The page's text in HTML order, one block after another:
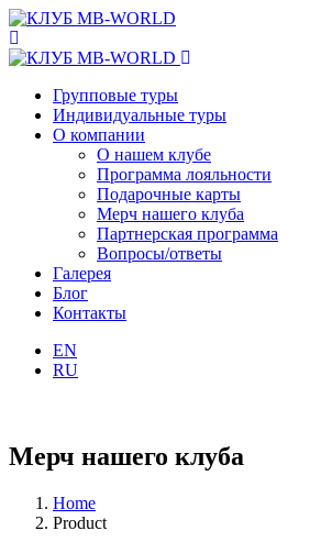
Групповые туры
Индивидуальные туры
О компании
О нашем клубе
Программа лояльности
Подарочные карты
Мерч нашего клуба
Партнерская программа
Вопросы/ответы
Галерея
Блог
Контакты
EN
RU
Мерч нашего клуба
Home
Product